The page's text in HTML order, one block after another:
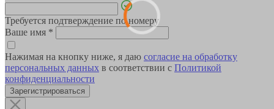
Требуется подтверждение по номеру
Ваше имя *
Нажимая на кнопку ниже, я даю согласие на обработку
персональных данных в соответствии с Политикой
конфиденциальности
Зарегистрироваться